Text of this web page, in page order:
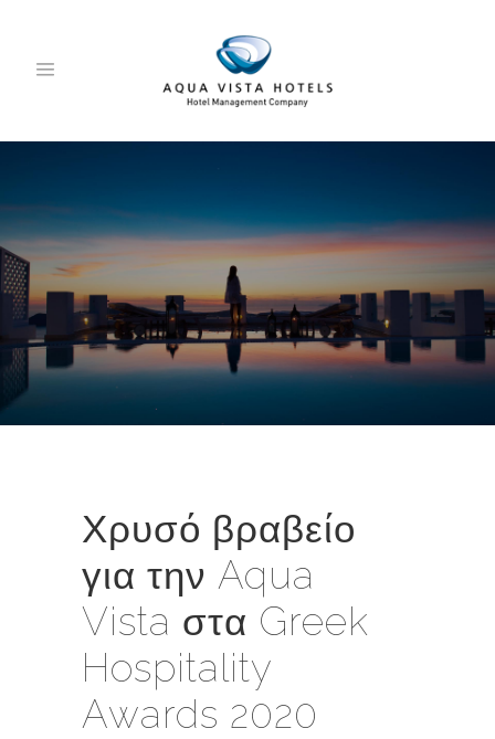
Χρυσό βραβείο
για την Aqua
Vista στα Greek
Hospitality
Awards 2020